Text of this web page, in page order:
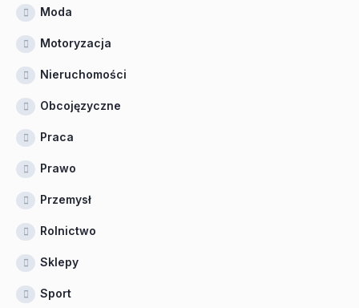
Moda
Motoryzacja
Nieruchomości
Obcojęzyczne
Praca
Prawo
Przemysł
Rolnictwo
Sklepy
Sport